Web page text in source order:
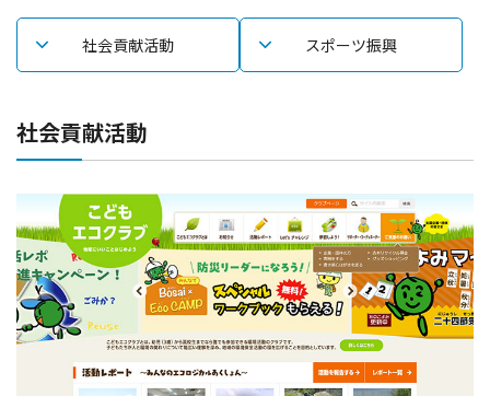
社会貢献活動 スポーツ振興
社会貢献活動